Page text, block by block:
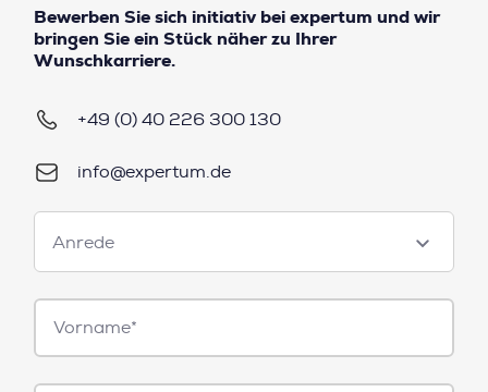
Bewerben Sie sich initiativ bei expertum und wir
bringen Sie ein Stück näher zu Ihrer
Wunschkarriere.
+49 (0) 40 226 300 130
info@expertum.de
Anrede
Anrede
Vorname*